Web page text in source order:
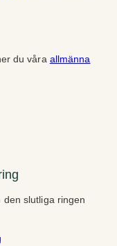
du våra allmänna
slutliga ringen